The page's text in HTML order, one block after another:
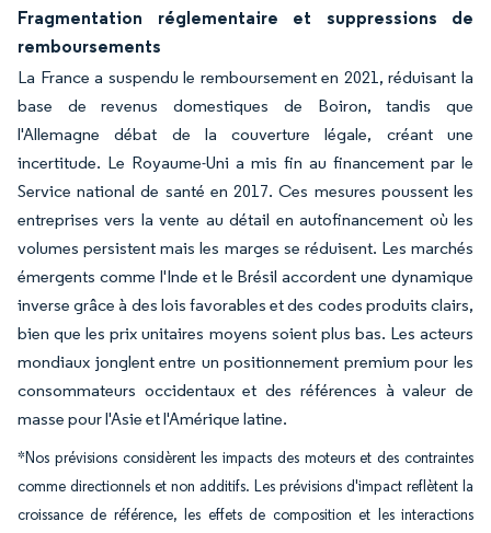
Fragmentation réglementaire et suppressions de
remboursements
La France a suspendu le remboursement en 2021, réduisant la
base de revenus domestiques de Boiron, tandis que
l'Allemagne débat de la couverture légale, créant une
incertitude. Le Royaume-Uni a mis fin au financement par le
Service national de santé en 2017. Ces mesures poussent les
entreprises vers la vente au détail en autofinancement où les
volumes persistent mais les marges se réduisent. Les marchés
émergents comme l'Inde et le Brésil accordent une dynamique
inverse grâce à des lois favorables et des codes produits clairs,
bien que les prix unitaires moyens soient plus bas. Les acteurs
mondiaux jonglent entre un positionnement premium pour les
consommateurs occidentaux et des références à valeur de
masse pour l'Asie et l'Amérique latine.
*Nos prévisions considèrent les impacts des moteurs et des contraintes
comme directionnels et non additifs. Les prévisions d'impact reflètent la
croissance de référence, les effets de composition et les interactions